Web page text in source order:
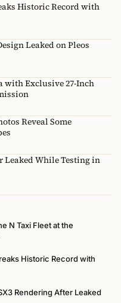
Historic Record with
Leaked on Pleos
with Exclusive 27-Inch
Reveal Some
Leaked While Testing in
N Taxi Fleet at the
Historic Record with
Rendering After Leaked